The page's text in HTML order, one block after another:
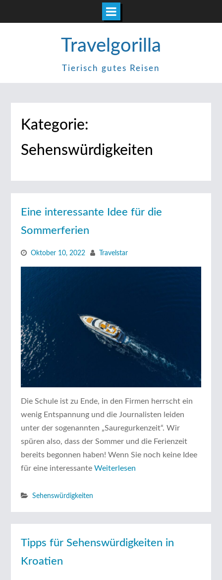
Travelgorilla
Tierisch gutes Reisen
Kategorie:
Sehenswürdigkeiten
Eine interessante Idee für die
Sommerferien
Oktober 10, 2022 Travelstar
Die Schule ist zu Ende, in den Firmen herrscht ein
wenig Entspannung und die Journalisten leiden
unter der sogenannten „Sauregurkenzeit“. Wir
spüren also, dass der Sommer und die Ferienzeit
bereits begonnen haben! Wenn Sie noch keine Idee
für eine interessante Weiterlesen
Sehenswürdigkeiten
Tipps für Sehenswürdigkeiten in
Kroatien